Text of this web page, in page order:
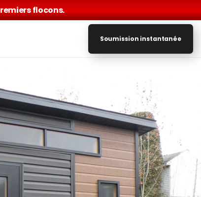
flocons.
Soumission instantanée